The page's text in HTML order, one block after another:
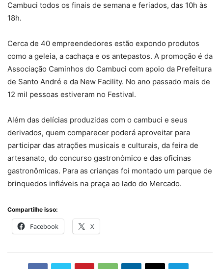
Cambuci todos os finais de semana e feriados, das 10h às
18h.
Cerca de 40 empreendedores estão expondo produtos
como a geleia, a cachaça e os antepastos. A promoção é da
Associação Caminhos do Cambuci com apoio da Prefeitura
de Santo André e da New Facility. No ano passado mais de
12 mil pessoas estiveram no Festival.
Além das delícias produzidas com o cambuci e seus
derivados, quem comparecer poderá aproveitar para
participar das atrações musicais e culturais, da feira de
artesanato, do concurso gastronômico e das oficinas
gastronômicas. Para as crianças foi montado um parque de
brinquedos infláveis na praça ao lado do Mercado.
Compartilhe isso:
Facebook X